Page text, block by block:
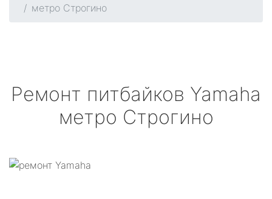
метро Строгино
Ремонт питбайков Yamaha
метро Строгино